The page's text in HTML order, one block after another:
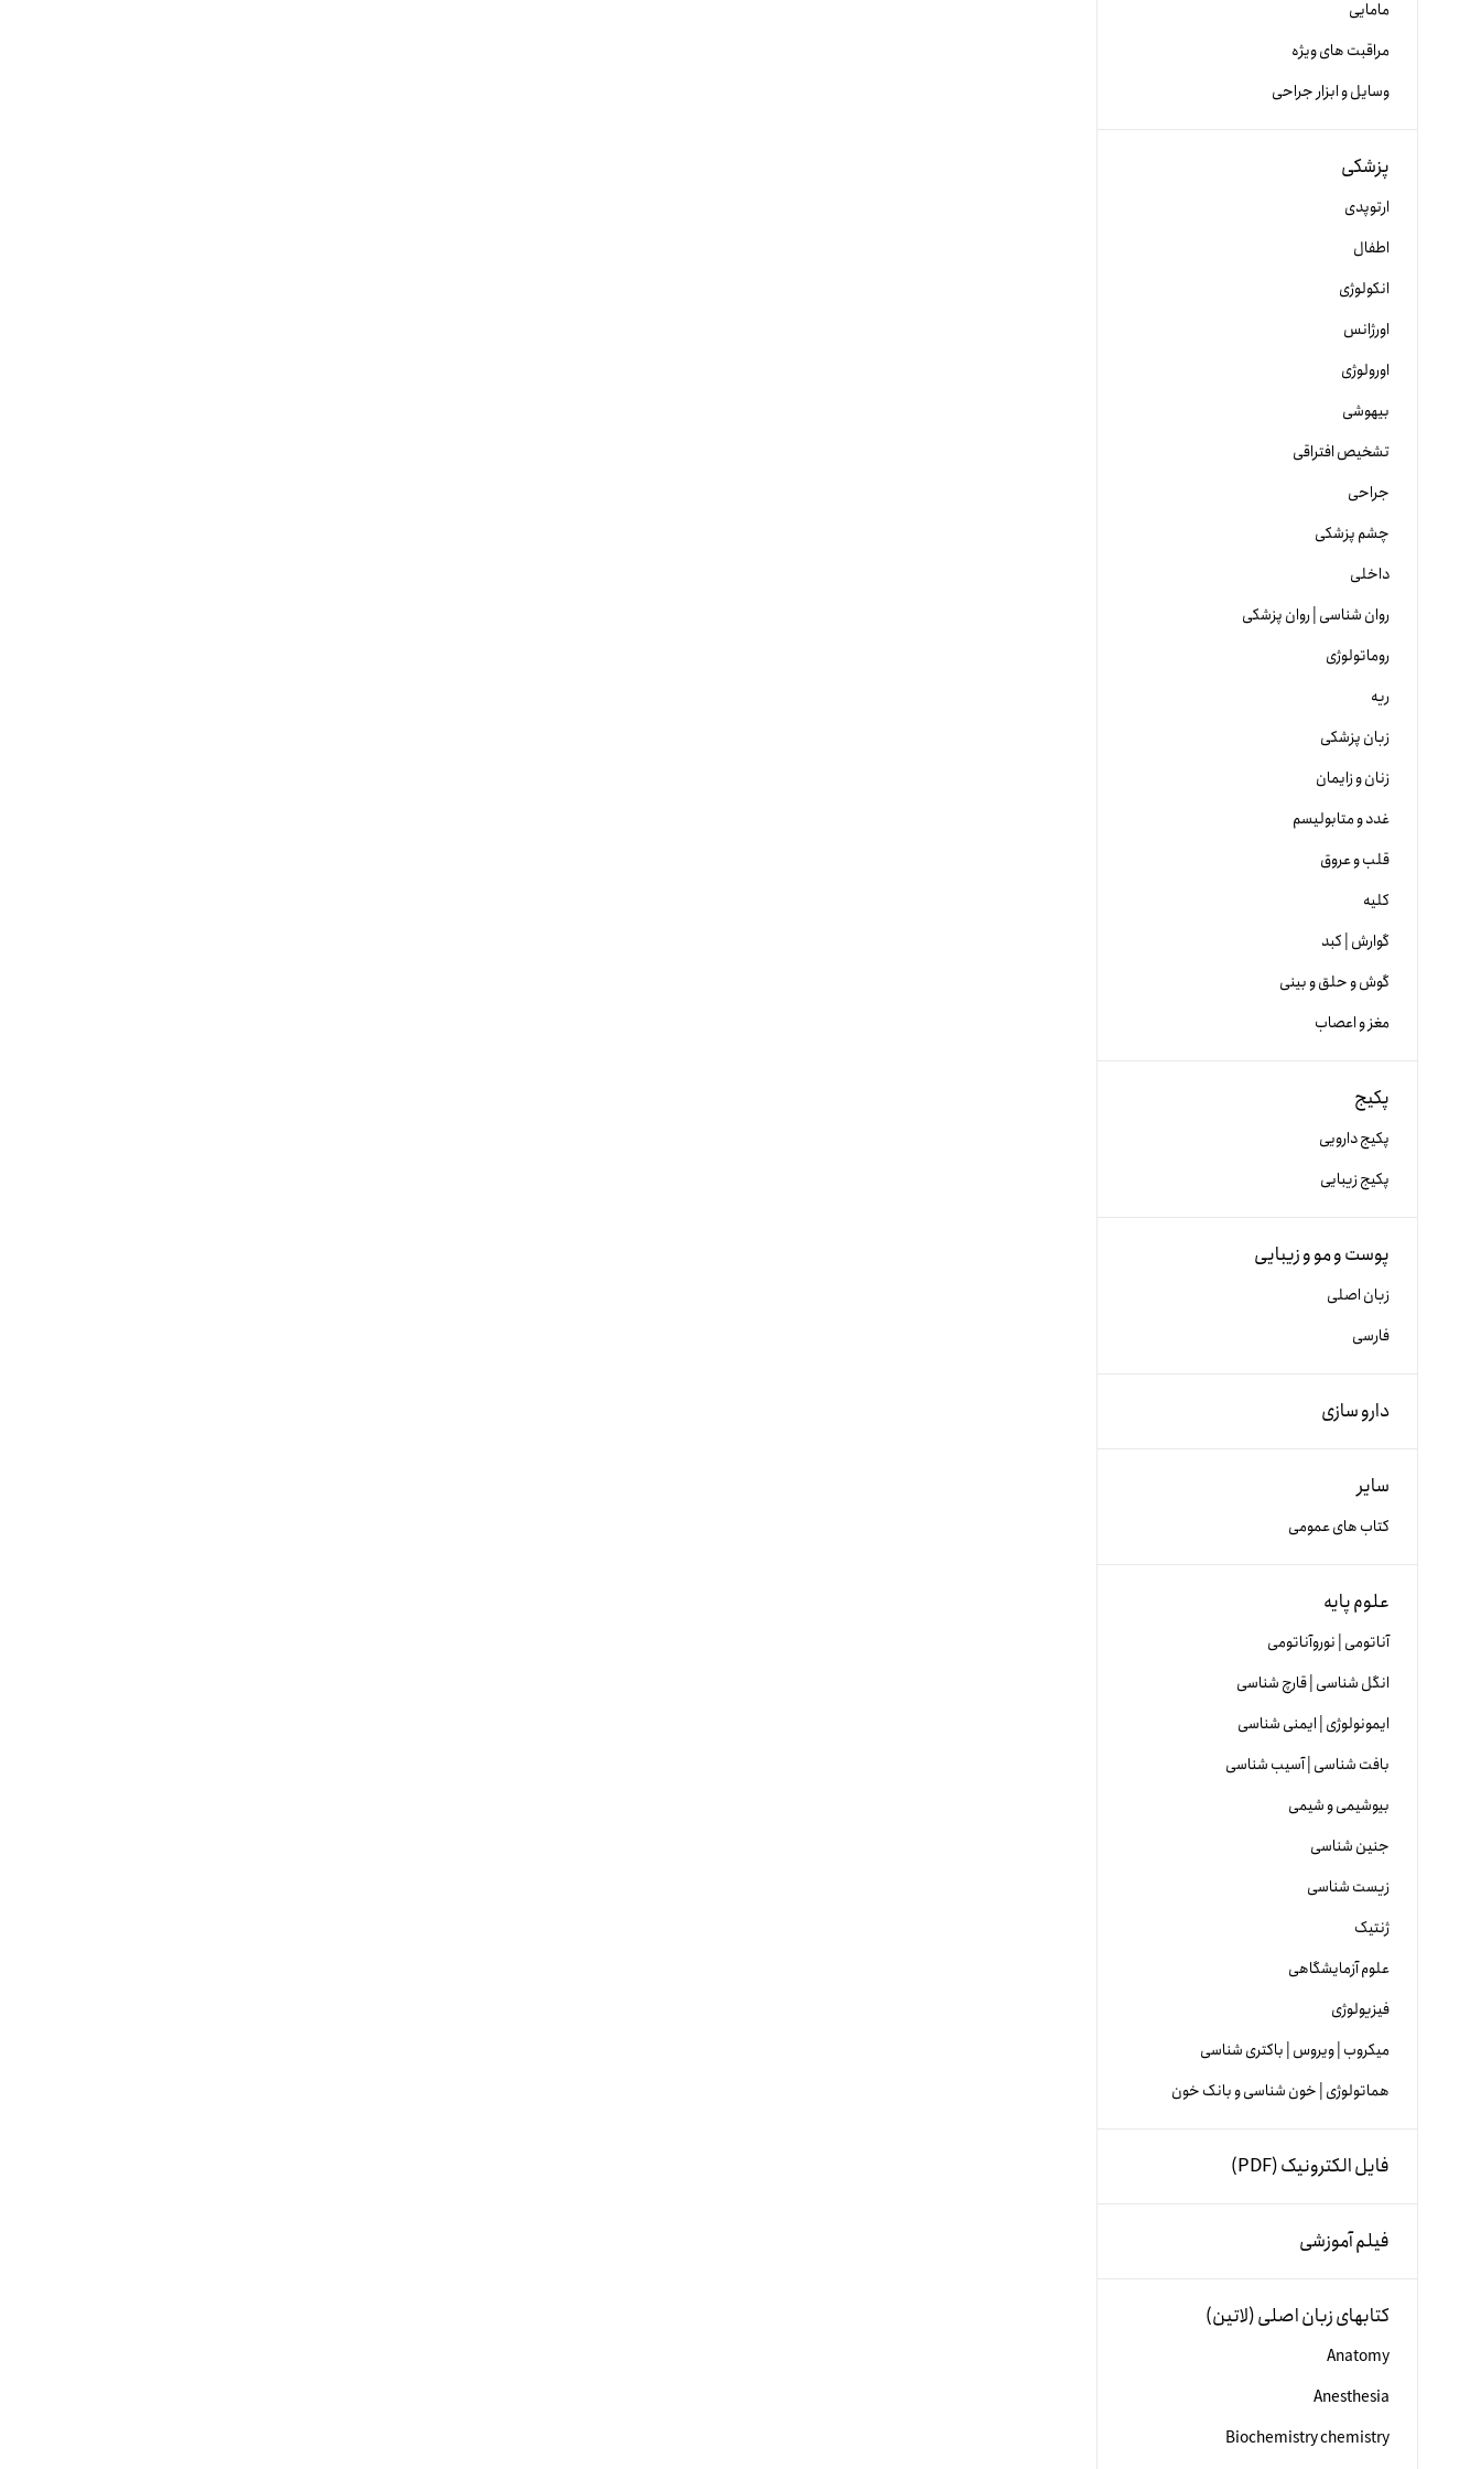
مامایی
مراقبت های ویژه
وسایل و ابزار جراحی
پزشکی
ارتوپدی
اطفال
انکولوژی
اورژانس
اورولوژی
بیهوشی
تشخیص افتراقی
جراحی
چشم پزشکی
داخلی
روان شناسی | روان پزشکی
روماتولوژی
ریه
زبان پزشکی
زنان و زایمان
غدد و متابولیسم
قلب و عروق
کلیه
گوارش | کبد
گوش و حلق و بینی
مغز و اعصاب
پکیج
پکیج دارویی
پکیج زیبایی
پوست و مو و زیبایی
زبان اصلی
فارسی
دارو سازی
سایر
کتاب های عمومی
علوم پایه
آناتومی | نوروآناتومی
انگل شناسی | قارچ شناسی
ایمونولوژی | ایمنی شناسی
بافت شناسی | آسیب شناسی
بیوشیمی و شیمی
جنین شناسی
زیست شناسی
ژنتیک
علوم آزمایشگاهی
فیزیولوژی
میکروب | ویروس | باکتری شناسی
هماتولوژی | خون شناسی و بانک خون
فایل الکترونیک (PDF)
فیلم آموزشی
کتابهای زبان اصلی (لاتین)
Anatomy
Anesthesia
Biochemistry chemistry